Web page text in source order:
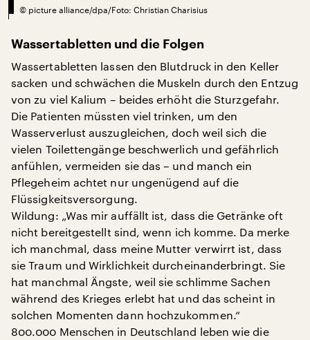
© picture alliance/dpa/Foto: Christian Charisius
Wassertabletten und die Folgen
Wassertabletten lassen den Blutdruck in den Keller
sacken und schwächen die Muskeln durch den Entzug
von zu viel Kalium – beides erhöht die Sturzgefahr.
Die Patienten müssten viel trinken, um den
Wasserverlust auszugleichen, doch weil sich die
vielen Toilettengänge beschwerlich und gefährlich
anfühlen, vermeiden sie das – und manch ein
Pflegeheim achtet nur ungenügend auf die
Flüssigkeitsversorgung.
Wildung: „Was mir auffällt ist, dass die Getränke oft
nicht bereitgestellt sind, wenn ich komme. Da merke
ich manchmal, dass meine Mutter verwirrt ist, dass
sie Traum und Wirklichkeit durcheinanderbringt. Sie
hat manchmal Ängste, weil sie schlimme Sachen
während des Krieges erlebt hat und das scheint in
solchen Momenten dann hochzukommen.“
800.000 Menschen in Deutschland leben wie die